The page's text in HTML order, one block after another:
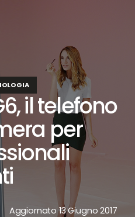
il telefono
per
Aggiornato13 Giugno 2017